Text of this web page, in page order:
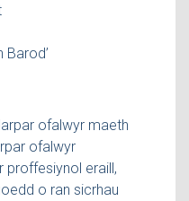
Barod’
ofalwyr maeth
ofalwyr
proffesiynol eraill,
o ran sicrhau